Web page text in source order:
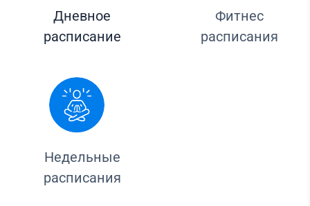
Дневное
расписание
Фитнес
расписания
Недельные
расписания